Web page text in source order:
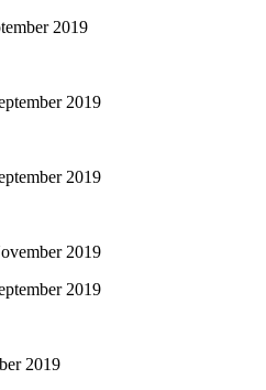
2019
2019
2019
2019
2019
2019